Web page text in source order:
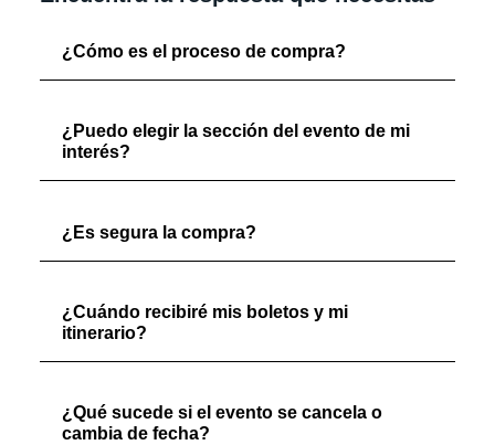
¿Cómo es el proceso de compra?
¿Puedo elegir la sección del evento de mi
interés?
¿Es segura la compra?
¿Cuándo recibiré mis boletos y mi
itinerario?
¿Qué sucede si el evento se cancela o
cambia de fecha?